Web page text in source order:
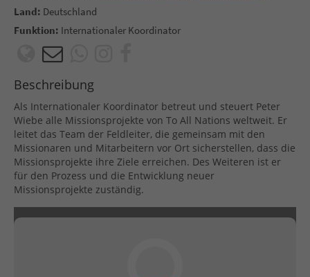
Land: Deutschland
Funktion: Internationaler Koordinator
Beschreibung
Als Internationaler Koordinator betreut und steuert Peter
Wiebe alle Missionsprojekte von To All Nations weltweit. Er
leitet das Team der Feldleiter, die gemeinsam mit den
Missionaren und Mitarbeitern vor Ort sicherstellen, dass die
Missionsprojekte ihre Ziele erreichen. Des Weiteren ist er
für den Prozess und die Entwicklung neuer
Missionsprojekte zuständig.